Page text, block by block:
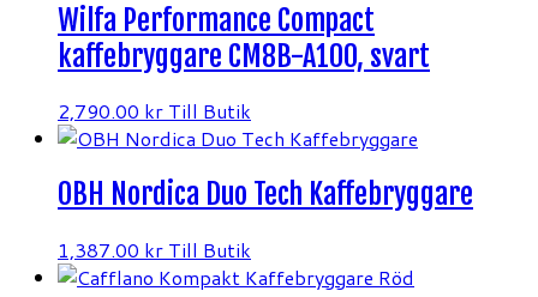
Wilfa Performance Compact
kaffebryggare CM8B-A100, svart
2,790.00 kr Till Butik
OBH Nordica Duo Tech Kaffebryggare
1,387.00 kr Till Butik